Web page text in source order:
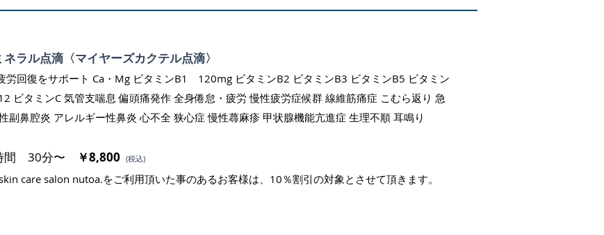
ラル点滴〈マイヤーズカクテル点滴〉
労回復をサポート Ca・Mg ビタミンB1 120mg ビタミンB2 ビタミンB3 ビタミンB5 ビタミン
ビタミンC 気管支喘息 偏頭痛発作 全身倦怠・疲労 慢性疲労症候群 線維筋痛症 こむら返り 急
副鼻腔炎 アレルギー性鼻炎 心不全 狭心症 慢性蕁麻疹 甲状腺機能亢進症 生理不順 耳鳴り
間 30分〜 ￥8,800 (税込)
care salon nutoa.をご利用頂いた事のあるお客様は、10％割引の対象とさせて頂きます。